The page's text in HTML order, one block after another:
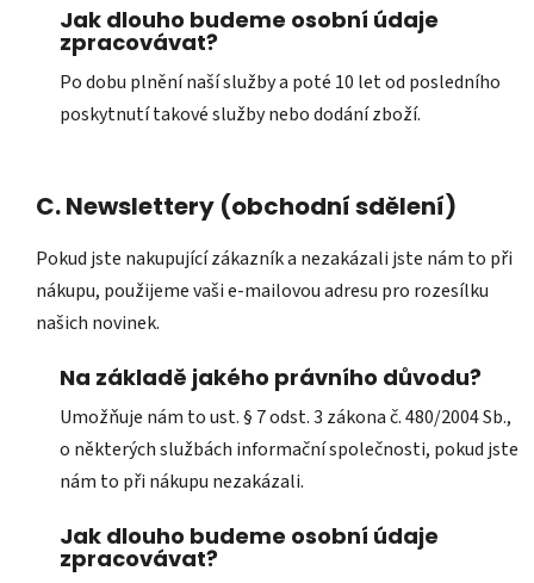
Jak dlouho budeme osobní údaje
zpracovávat?
Po dobu plnění naší služby a poté 10 let od posledního
poskytnutí takové služby nebo dodání zboží.
C. Newslettery (obchodní sdělení)
Pokud jste nakupující zákazník a nezakázali jste nám to při
nákupu, použijeme vaši e-mailovou adresu pro rozesílku
našich novinek.
Na základě jakého právního důvodu?
Umožňuje nám to ust. § 7 odst. 3 zákona č. 480/2004 Sb.,
o některých službách informační společnosti, pokud jste
nám to při nákupu nezakázali.
Jak dlouho budeme osobní údaje
zpracovávat?